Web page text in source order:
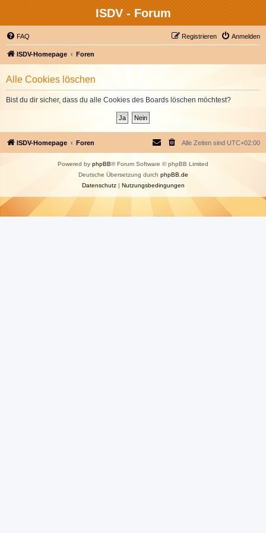
ISDV - Forum
FAQ Anmelden
Registrieren
ISDV-Homepage Foren
Alle Cookies löschen
Bist du dir sicher, dass du alle Cookies des Boards löschen möchtest?
ISDV-Homepage Foren Alle Zeiten sind UTC+02:00
Powered by phpBB® Forum Software © phpBB Limited
Deutsche Übersetzung durch phpBB.de
Datenschutz| Nutzungsbedingungen